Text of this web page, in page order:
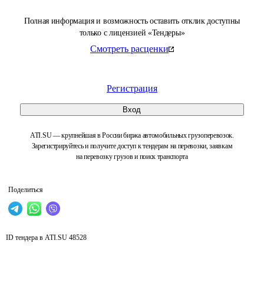
Полная информация и возможность оставить отклик доступны
только с лицензией «Тендеры»
Смотреть расценки
Регистрация
Вход
ATI.SU — крупнейшая в России биржа автомобильных грузоперевозок.
Зарегистрируйтесь и получите доступ к тендерам на перевозки, заявкам
на перевозку грузов и поиск транспорта
Поделиться
ID тендера в ATI.SU 48528